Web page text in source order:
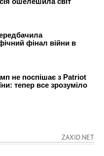
ZAXID.NET